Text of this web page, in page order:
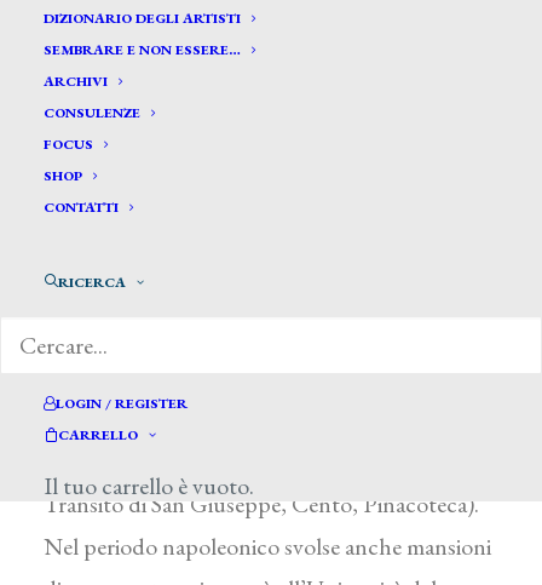
DIZIONARIO DEGLI ARTISTI
SEMBRARE E NON ESSERE…
ARCHIVI
CONSULENZE
FOCUS
SHOP
CONTATTI
RICERCA
LOGIN / REGISTER
CARRELLO
Il tuo carrello è vuoto.
Mucchiati Alberto*
MUCCHIATI ALBERTO
Allievo di G. Ghedini a Ferrara, fu autore di
San Giuliano, Ferrara; San Clemente che appare
Transito di San Giuseppe, Cento, Pinacoteca).
Nel periodo napoleonico svolse anche mansioni